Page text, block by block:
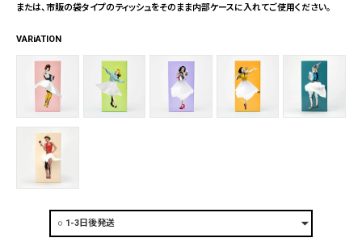
または、市販の袋タイプのティッシュをそのまま内部ケースに入れてご使用ください。
VARiATION